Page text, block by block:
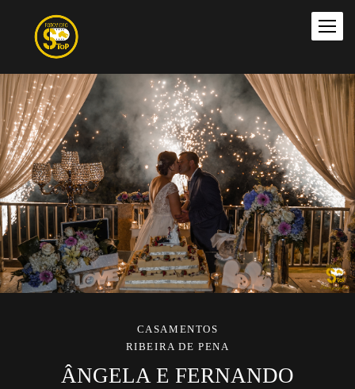
CASAMENTOS
RIBEIRA DE PENA
ÂNGELA E FERNANDO